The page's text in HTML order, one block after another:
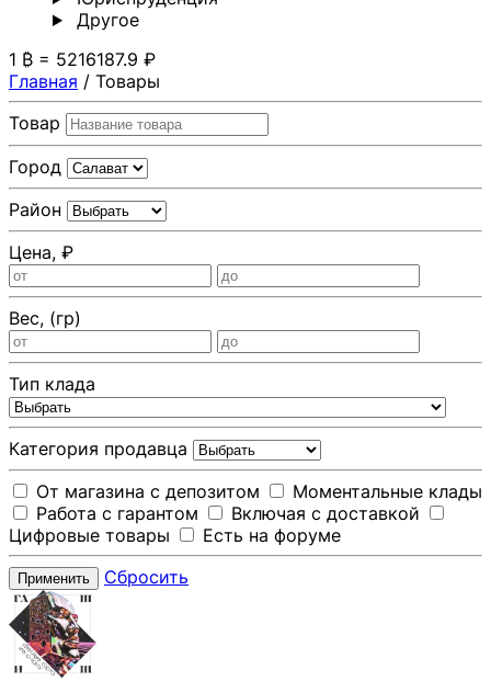
Другoе
1 ₿ = 5216187.9 ₽
Главная / Товары
Товар
Город
Район
Цена, ₽
Вес, (гр)
Тип клада
Категория продавца
От магазина с депозитом
Моментальные клады
Работа с гарантом
Включая с доставкой
Цифровые товары
Есть на форуме
Применить Сбросить